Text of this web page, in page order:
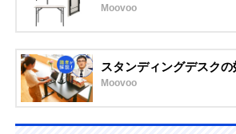
Moovoo
スタンディングデスク
Moovoo